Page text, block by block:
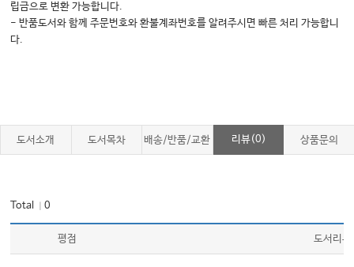
립금으로 변환 가능합니다.
- 반품도서와 함께 주문번호와 환불계좌번호를 알려주시면 빠른 처리 가능합니
다.
도서소개 도서목차 배송/반품/교환 리뷰(0) 상품문의
Total ｜0
평점 도서리뷰